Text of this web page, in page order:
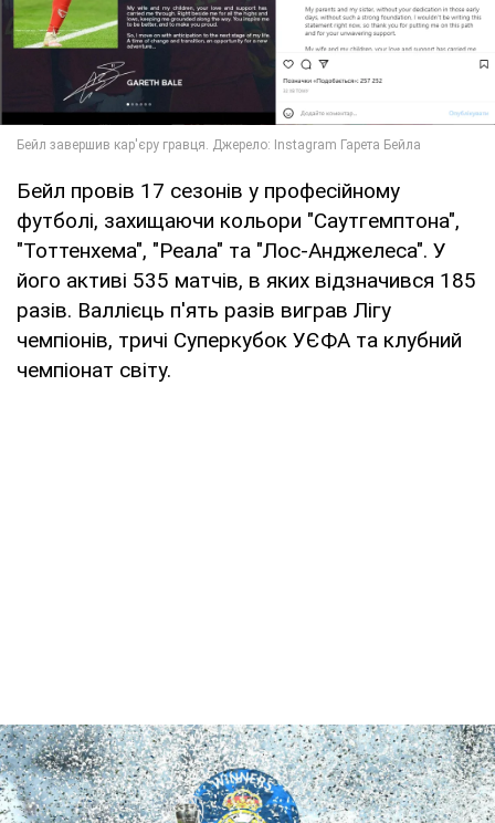
Бейл провів 17 сезонів у професійному
футболі, захищаючи кольори "Саутгемптона",
"Тоттенхема", "Реала" та "Лос-Анджелеса". У
його активі 535 матчів, в яких відзначився 185
разів. Валлієць п'ять разів виграв Лігу
чемпіонів, тричі Суперкубок УЄФА та клубний
чемпіонат світу.